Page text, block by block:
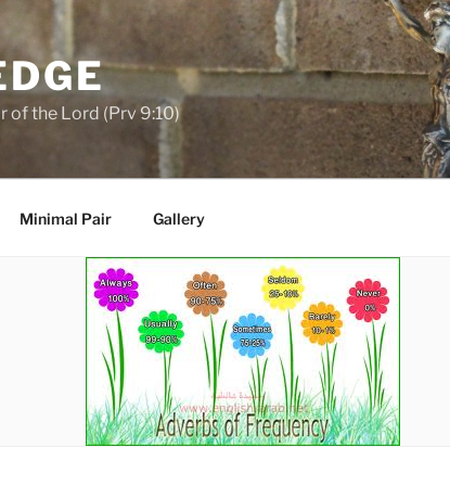
of the Lord (Prv 9:10)
Minimal Pair Gallery